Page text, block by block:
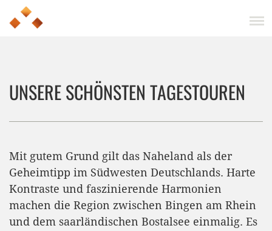
UNSERE SCHÖNSTEN TAGESTOUREN
Mit gutem Grund gilt das Naheland als der
Geheimtipp im Südwesten Deutschlands. Harte
Kontraste und faszinierende Harmonien
machen die Region zwischen Bingen am Rhein
und dem saarländischen Bostalsee einmalig. Es